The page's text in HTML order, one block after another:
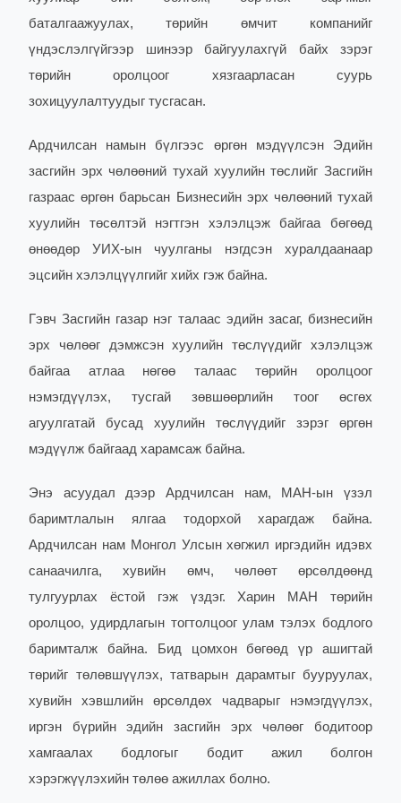
баталгаажуулах, төрийн өмчит компанийг
үндэслэлгүйгээр шинээр байгуулахгүй байх зэрэг
төрийн оролцоог хязгаарласан суурь
зохицуулалтуудыг тусгасан.
Ардчилсан намын бүлгээс өргөн мэдүүлсэн Эдийн
засгийн эрх чөлөөний тухай хуулийн төслийг Засгийн
газраас өргөн барьсан Бизнесийн эрх чөлөөний тухай
хуулийн төсөлтэй нэгтгэн хэлэлцэж байгаа бөгөөд
өнөөдөр УИХ-ын чуулганы нэгдсэн хуралдаанаар
эцсийн хэлэлцүүлгийг хийх гэж байна.
Гэвч Засгийн газар нэг талаас эдийн засаг, бизнесийн
эрх чөлөөг дэмжсэн хуулийн төслүүдийг хэлэлцэж
байгаа атлаа нөгөө талаас төрийн оролцоог
нэмэгдүүлэх, тусгай зөвшөөрлийн тоог өсгөх
агуулгатай бусад хуулийн төслүүдийг зэрэг өргөн
мэдүүлж байгаад харамсаж байна.
Энэ асуудал дээр Ардчилсан нам, МАН-ын үзэл
баримтлалын ялгаа тодорхой харагдаж байна.
Ардчилсан нам Монгол Улсын хөгжил иргэдийн идэвх
санаачилга, хувийн өмч, чөлөөт өрсөлдөөнд
тулгуурлах ёстой гэж үздэг. Харин МАН төрийн
оролцоо, удирдлагын тогтолцоог улам тэлэх бодлого
баримталж байна. Бид цомхон бөгөөд үр ашигтай
төрийг төлөвшүүлэх, татварын дарамтыг бууруулах,
хувийн хэвшлийн өрсөлдөх чадварыг нэмэгдүүлэх,
иргэн бүрийн эдийн засгийн эрх чөлөөг бодитоор
хамгаалах бодлогыг бодит ажил болгон
хэрэгжүүлэхийн төлөө ажиллах болно.